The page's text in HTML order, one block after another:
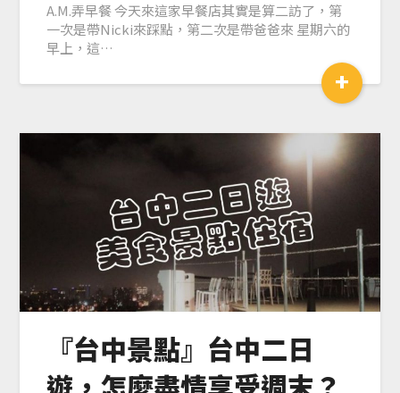
A.M.弄早餐 今天來這家早餐店其實是算二訪了，第
一次是帶Nicki來踩點，第二次是帶爸爸來 星期六的
早上，這…
+
『台中景點』台中二日